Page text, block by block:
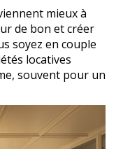
mieux à
de bon et créer
soyez en couple
locatives
souvent pour un